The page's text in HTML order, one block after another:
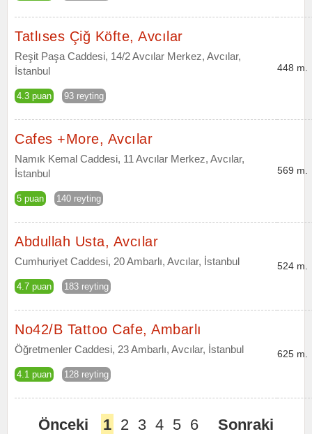
Tatlıses Çiğ Köfte, Avcılar
Reşit Paşa Caddesi, 14/2 Avcılar Merkez, Avcılar,
İstanbul
4.3 puan 93 reyting
448 m.
Cafes +More, Avcılar
Namık Kemal Caddesi, 11 Avcılar Merkez, Avcılar,
İstanbul
5 puan 140 reyting
569 m.
Abdullah Usta, Avcılar
Cumhuriyet Caddesi, 20 Ambarlı, Avcılar, İstanbul
4.7 puan 183 reyting
524 m.
No42/B Tattoo Cafe, Ambarlı
Öğretmenler Caddesi, 23 Ambarlı, Avcılar, İstanbul
4.1 puan 128 reyting
625 m.
Önceki 1 2 3 4 5 6 Sonraki